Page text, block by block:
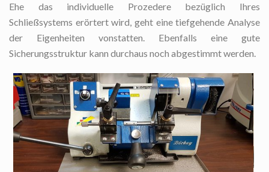
Ehe das individuelle Prozedere bezüglich Ihres
Schließsystems erörtert wird, geht eine tiefgehende Analyse
der Eigenheiten vonstatten. Ebenfalls eine gute
Sicherungsstruktur kann durchaus noch abgestimmt werden.